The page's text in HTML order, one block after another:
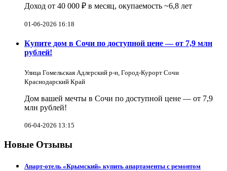
Доход от 40 000 ₽ в месяц, окупаемость ~6,8 лет
01-06-2026 16:18
Купите дом в Сочи по доступной цене — от 7,9 млн
рублей!
Улица Гомельская Адлерский р-н, Город-Курорт Сочи
Краснодарский Край
Дом вашей мечты в Сочи по доступной цене — от 7,9
млн рублей!
06-04-2026 13:15
Новые Отзывы
Апарт-отель «Крымский» купить апартаменты с ремонтом